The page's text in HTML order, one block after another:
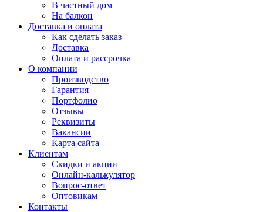
В частный дом
На балкон
Доставка и оплата
Как сделать заказ
Доставка
Оплата и рассрочка
О компании
Производство
Гарантия
Портфолио
Отзывы
Реквизиты
Вакансии
Карта сайта
Клиентам
Скидки и акции
Онлайн-калькулятор
Вопрос-ответ
Оптовикам
Контакты